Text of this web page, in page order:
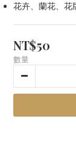
花卉、蘭花、花
NT$50
數量